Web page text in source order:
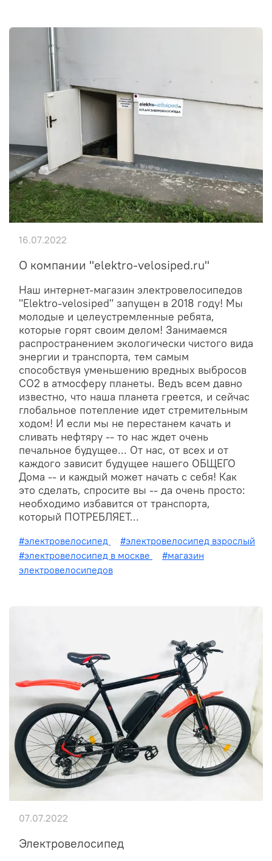
О компании "elektro-velosiped.ru"
Наш интернет-магазин электровелосипедов
"Elektro-velosiped" запущен в 2018 году! Мы
молодые и целеустремленные ребята,
которые горят своим делом! Занимаемся
распространением экологически чистого вида
энергии и транспорта, тем самым
способствуя уменьшению вредных выбросов
CO2 в атмосферу планеты. Ведъ всем давно
известно, что наша планета греется, и сейчас
глобальное потепление идет стремительным
ходом! И если мы не перестанем качать и
сливать нефтяру -- то нас ждет очень
печальное будущее... От нас, от всех и от
каждого зависит будущее нашего ОБЩЕГО
Дома -- и каждый может начать с себя! Как
это сделать, спросите вы -- да очень просто:
необходимо избавится от транспорта,
который ПОТРЕБЛЯЕТ...
16.07.2022
#электровелосипед
#электровелосипед взрослый
#электровелосипед в москве
#магазин
электровелосипедов
Электровелосипед
07.07.2022